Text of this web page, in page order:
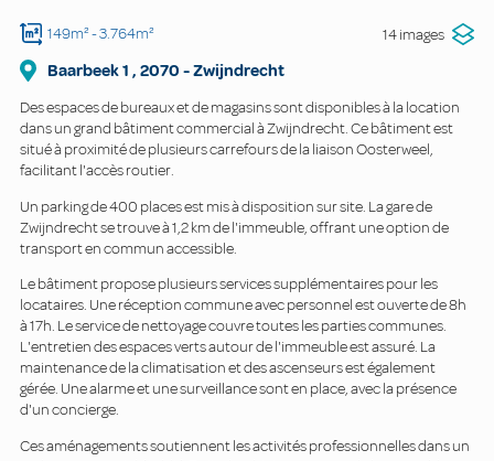
149m²- 3.764m² 14 images
Baarbeek1 , 2070 -Zwijndrecht
Des espaces de bureaux et de magasins sont disponibles à la location
dans un grand bâtiment commercial à Zwijndrecht. Ce bâtiment est
situé à proximité de plusieurs carrefours de la liaison Oosterweel,
facilitant l'accès routier.
Un parking de 400 places est mis à disposition sur site. La gare de
Zwijndrecht se trouve à 1,2 km de l'immeuble, offrant une option de
transport en commun accessible.
Le bâtiment propose plusieurs services supplémentaires pour les
locataires. Une réception commune avec personnel est ouverte de 8h
à 17h. Le service de nettoyage couvre toutes les parties communes.
L'entretien des espaces verts autour de l'immeuble est assuré. La
maintenance de la climatisation et des ascenseurs est également
gérée. Une alarme et une surveillance sont en place, avec la présence
d'un concierge.
Ces aménagements soutiennent les activités professionnelles dans un